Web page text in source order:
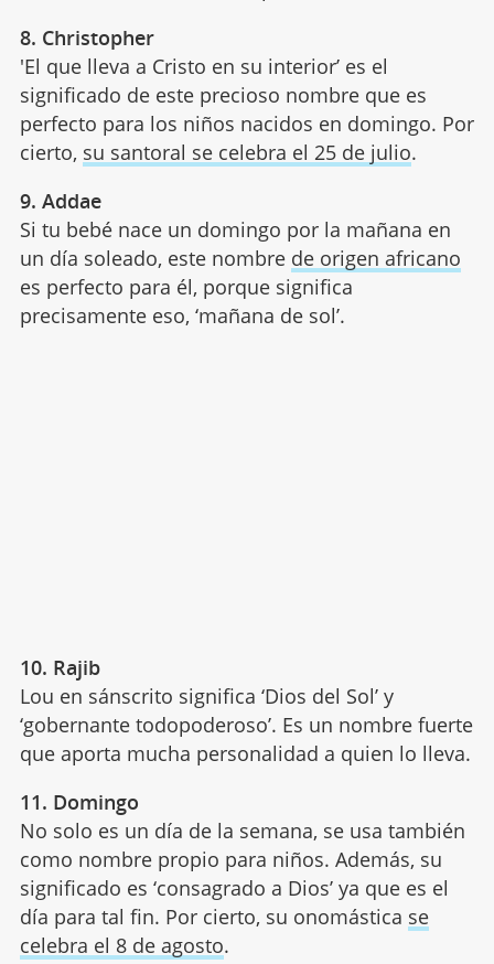
8. Christopher
'El que lleva a Cristo en su interior’ es el
significado de este precioso nombre que es
perfecto para los niños nacidos en domingo. Por
cierto, su santoral se celebra el 25 de julio.
9. Addae
Si tu bebé nace un domingo por la mañana en
un día soleado, este nombre de origen africano
es perfecto para él, porque significa
precisamente eso, ‘mañana de sol’.
10. Rajib
Lou en sánscrito significa ‘Dios del Sol’ y
‘gobernante todopoderoso’. Es un nombre fuerte
que aporta mucha personalidad a quien lo lleva.
11. Domingo
No solo es un día de la semana, se usa también
como nombre propio para niños. Además, su
significado es ‘consagrado a Dios’ ya que es el
día para tal fin. Por cierto, su onomástica se
celebra el 8 de agosto.